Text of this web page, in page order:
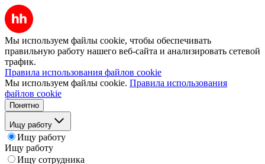
Мы используем файлы cookie, чтобы обеспечивать
правильную работу нашего веб-сайта и анализировать сетевой
трафик.
Правила использования файлов cookie
Мы используем файлы cookie. Правила использования
файлов cookie
Понятно
Ищу работу
Ищу работу
Ищу работу
Ищу сотрудника